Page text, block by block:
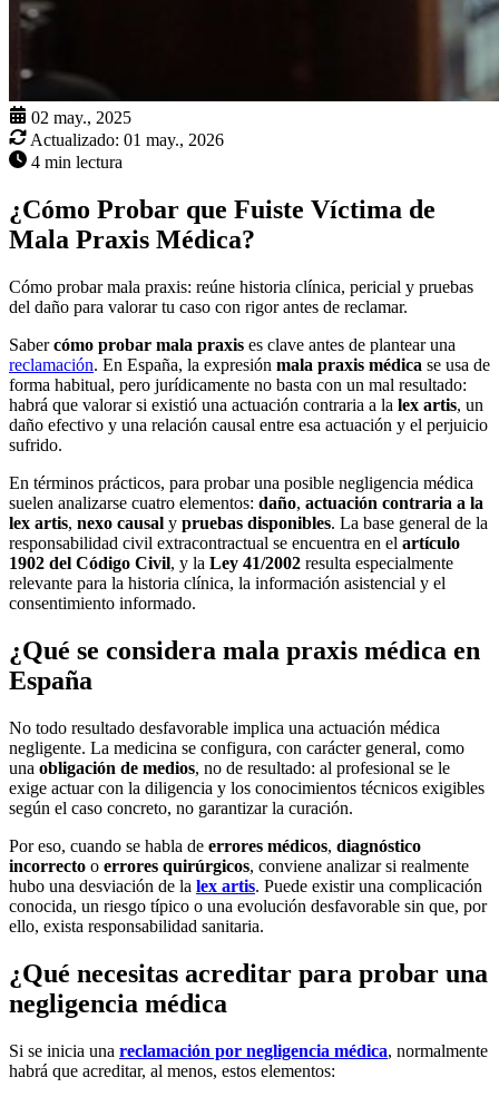
02 may., 2025
Actualizado: 01 may., 2026
4 min lectura
¿Cómo Probar que Fuiste Víctima de
Mala Praxis Médica?
Cómo probar mala praxis: reúne historia clínica, pericial y pruebas
del daño para valorar tu caso con rigor antes de reclamar.
Sabercómo probar mala praxis es clave antes de plantear una
reclamación. En España, la expresión mala praxis médica se usa de
forma habitual, pero jurídicamente no basta con un mal resultado:
habrá que valorar si existió una actuación contraria a la lex artis, un
daño efectivo y una relación causal entre esa actuación y el perjuicio
sufrido.
En términos prácticos, para probar una posible negligencia médica
suelen analizarse cuatro elementos: daño, actuación contraria a la
lex artis, nexo causal y pruebas disponibles. La base general de la
responsabilidad civil extracontractual se encuentra en el artículo
1902 del Código Civil, y la Ley 41/2002 resulta especialmente
relevante para la historia clínica, la información asistencial y el
consentimiento informado.
¿Qué se considera mala praxis médica en
España
No todo resultado desfavorable implica una actuación médica
negligente. La medicina se configura, con carácter general, como
una obligación de medios, no de resultado: al profesional se le
exige actuar con la diligencia y los conocimientos técnicos exigibles
según el caso concreto, no garantizar la curación.
Por eso, cuando se habla de errores médicos, diagnóstico
incorrecto o errores quirúrgicos, conviene analizar si realmente
hubo una desviación de la lex artis. Puede existir una complicación
conocida, un riesgo típico o una evolución desfavorable sin que, por
ello, exista responsabilidad sanitaria.
¿Qué necesitas acreditar para probar una
negligencia médica
Si se inicia una reclamación por negligencia médica, normalmente
habrá que acreditar, al menos, estos elementos: